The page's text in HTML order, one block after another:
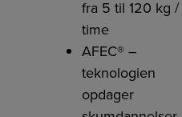
fra 5 til 120 kg /
time
AFEC® –
teknologien
opdager